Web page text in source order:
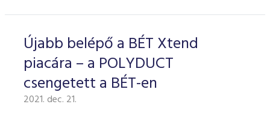
Újabb belépő a BÉT Xtend
piacára – a POLYDUCT
csengetett a BÉT-en
2021. dec. 21.